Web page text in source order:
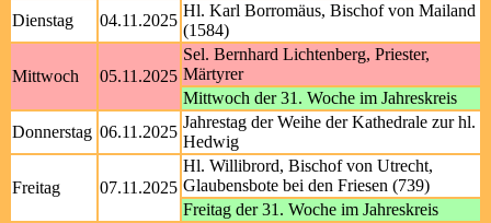
Dienstag
04.11.2025
Hl. Karl Borromäus, Bischof von Mailand
(1584)
Mittwoch 05.11.2025
Sel. Bernhard Lichtenberg, Priester,
Märtyrer
Mittwoch der 31. Woche im Jahreskreis
Donnerstag 06.11.2025
Jahrestag der Weihe der Kathedrale zur hl.
Hedwig
Freitag 07.11.2025
Hl. Willibrord, Bischof von Utrecht,
Glaubensbote bei den Friesen (739)
Freitag der 31. Woche im Jahreskreis